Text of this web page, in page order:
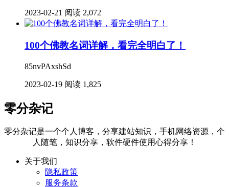
2023-02-21 阅读 2,072
100个佛教名词详解，看完全明白了！
85nvPAxshSd
2023-02-19 阅读 1,825
零分杂记
零分杂记是一个个人博客，分享建站知识，手机网络资源，个
人随笔，知识分享，软件硬件使用心得分享！
关于我们
隐私政策
服务条款